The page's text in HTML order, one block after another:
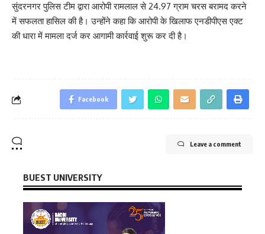
सुंदरनगर पुलिस टीम द्वारा आरोपी रामलाल से 24.97 ग्राम चरस बरामद करने
में सफलता हासिल की है। उन्होंने कहा कि आरोपी के खिलाफ एनडीपीएस एक्ट
की धारा में मामला दर्ज कर आगामी कार्रवाई शुरू कर दी है।
Facebook
Leave a comment
BUEST UNIVERSITY